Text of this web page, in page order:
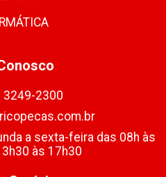
3249-2300
a sexta-feira das 08h às
às 17h30